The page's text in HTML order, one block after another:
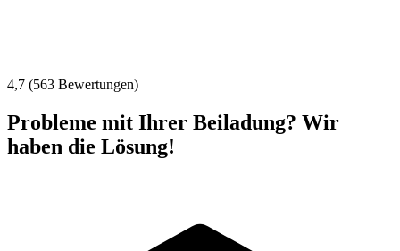
4,7 (563 Bewertungen)
Probleme mit Ihrer Beiladung? Wir
haben die Lösung!